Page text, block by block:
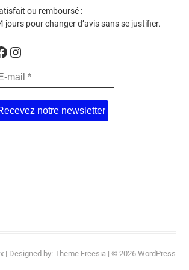
ou remboursé :
jours pour changer d’avis sans se justifier.
Instagram
| Designed by: Theme Freesia | © 2026 WordPress